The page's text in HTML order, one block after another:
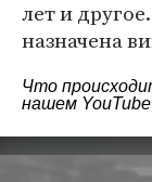
лет и
назначена
Что
нашем